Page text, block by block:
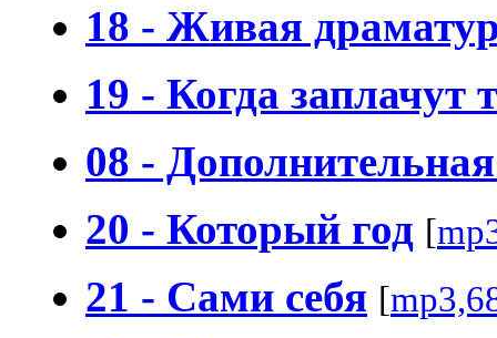
18 - Живая
19 - Когда заплачут
08 -
20 - Который год [
21 - Сами себя [